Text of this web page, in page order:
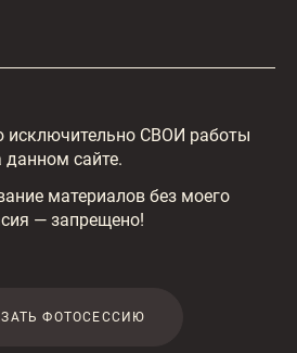
исключительно СВОИ работы
данном сайте.
материалов без моего
— запрещено!
ФОТОСЕССИЮ